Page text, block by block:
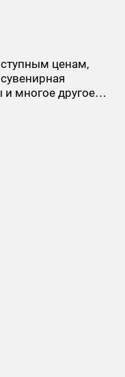
ценам,
и многое другое…